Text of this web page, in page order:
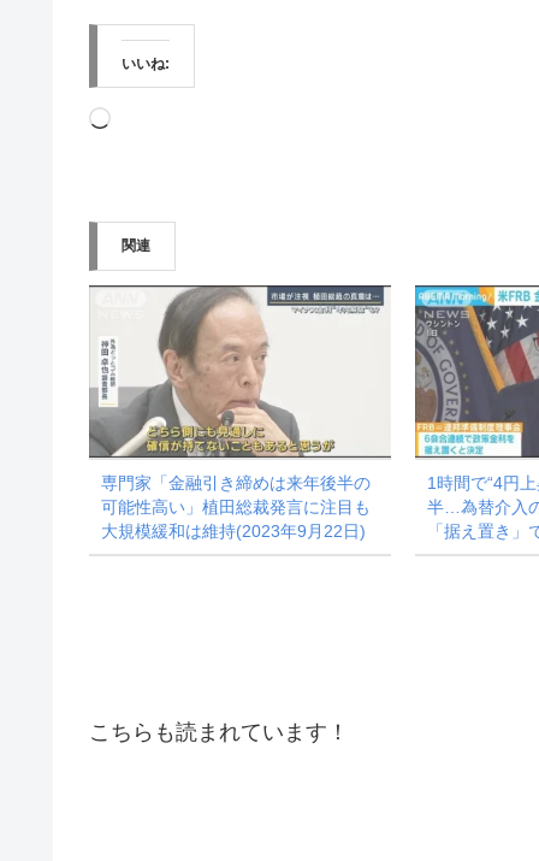
いいね:
読
み
中…
関連
専門家「金融引き締めは来年後半の
可能性高い」植田総裁発言に注目も
大規模緩和は維持(2023年9月22日)
1時間で“4円
半…為替介入
「据え置き」
こちらも読まれています！